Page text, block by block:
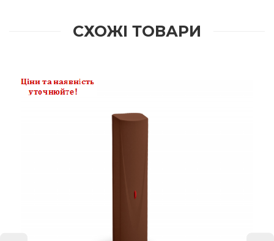
СХОЖІ ТОВАРИ